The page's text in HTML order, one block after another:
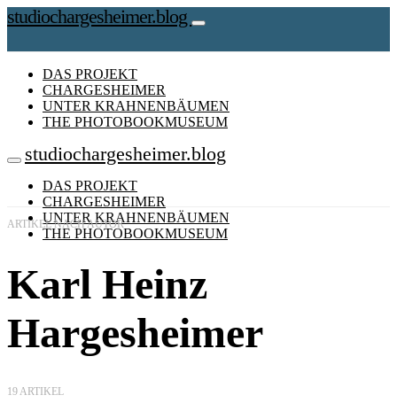
studiochargesheimer.blog
DAS PROJEKT
CHARGESHEIMER
UNTER KRAHNENBÄUMEN
THE PHOTOBOOKMUSEUM
studiochargesheimer.blog
DAS PROJEKT
CHARGESHEIMER
UNTER KRAHNENBÄUMEN
THE PHOTOBOOKMUSEUM
ARTIKEL NACH AUTOR
Karl Heinz
Hargesheimer
19 ARTIKEL